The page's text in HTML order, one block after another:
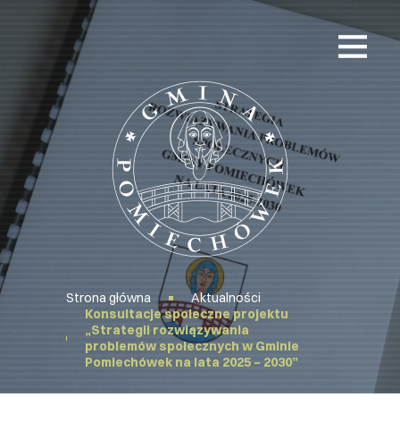
głównego
Strona główna
Aktualności
Konsultacje społeczne projektu
„Strategii rozwiązywania
problemów społecznych w Gminie
Pomiechówek na lata 2025 – 2030”